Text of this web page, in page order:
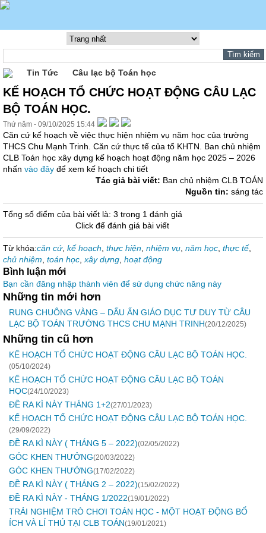
Tin Tức Câu lạc bộ Toán học
KẾ HOẠCH TỔ CHỨC HOẠT ĐỘNG CÂU LẠC
BỘ TOÁN HỌC.
Thứ năm - 09/10/2025 15:44
Căn cứ kế hoạch về việc thực hiện nhiệm vụ năm học của trường
THCS Chu Mạnh Trinh. Căn cứ thực tế của tổ KHTN. Ban chủ nhiệm
CLB Toán học xây dựng kế hoạch hoạt động năm học 2025 – 2026
nhấn vào đây để xem kế hoạch chi tiết
Tác giả bài viết: Ban chủ nhiệm CLB TOÁN
Nguồn tin: sáng tác
Tổng số điểm của bài viết là: 3 trong 1 đánh giá
Click để đánh giá bài viết
Từ khóa:căn cứ, kế hoạch thực hiện nhiệm vụ năm học thực tế,
chủ nhiệm toán học xây dựng hoạt động
Bình luận mới
Bạn cần đăng nhập thành viên để sử dụng chức năng này
Những tin mới hơn
RUNG CHUÔNG VÀNG – DẤU ẤN GIÁO DỤC TƯ DUY TỪ CÂU
LẠC BỘ TOÁN TRƯỜNG THCS CHU MẠNH TRINH(20/12/2025)
Những tin cũ hơn
KẾ HOẠCH TỔ CHỨC HOẠT ĐỘNG CÂU LẠC BỘ TOÁN HỌC.
(05/10/2024)
KẾ HOẠCH TỔ CHỨC HOẠT ĐỘNG CÂU LẠC BỘ TOÁN
HỌC(24/10/2023)
ĐỀ RA KÌ NÀY THÁNG 1+2(27/01/2023)
KẾ HOẠCH TỔ CHỨC HOẠT ĐỘNG CÂU LẠC BỘ TOÁN HỌC.
(29/09/2022)
ĐỀ RA KÌ NÀY ( THÁNG 5 – 2022)(02/05/2022)
GÓC KHEN THƯỞNG(20/03/2022)
GÓC KHEN THƯỞNG(17/02/2022)
ĐỀ RA KÌ NÀY ( THÁNG 2 – 2022)(15/02/2022)
ĐỀ RA KÌ NÀY - THÁNG 1/2022(19/01/2022)
TRẢI NGHIỆM TRÒ CHƠI TOÁN HỌC - MỘT HOẠT ĐỘNG BỔ
ÍCH VÀ LÍ THÚ TẠI CLB TOÁN(19/01/2021)